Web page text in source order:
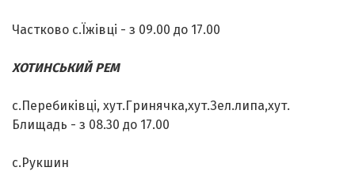
Частково с.Їжівці - з 09.00 до 17.00
ХОТИНСЬКИЙ РЕМ
с.Перебиківці, хут.Гринячка,хут.Зел.липа,хут.
Блищадь - з 08.30 до 17.00
с.Рукшин